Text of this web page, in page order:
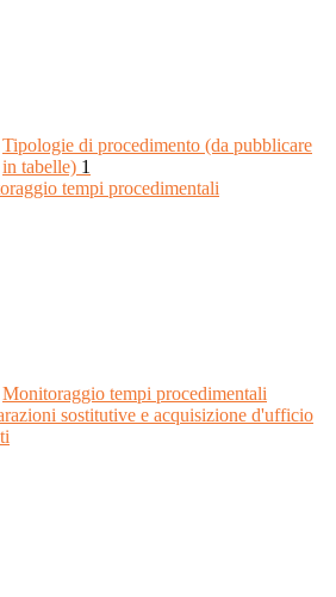
Tipologie di procedimento (da pubblicare
in tabelle) 1
tempi procedimentali
Monitoraggio tempi procedimentali
sostitutive e acquisizione d'ufficio